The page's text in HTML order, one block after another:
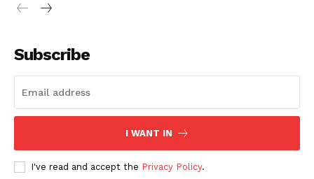
Company
About
Subscription Plans
My account
Subscribe
I WANT IN
I've read and accept the Privacy Policy.